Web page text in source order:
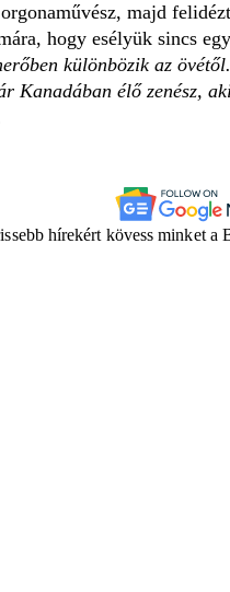
majd
hogy esélyük sincs
különbözik az
Kanadában élő zenész,
hírekért kövess minket a